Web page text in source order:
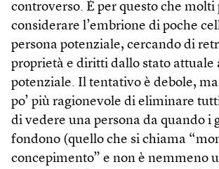
controverso. È per questo che
considerare l’embrione di poche
persona potenziale, cercando di
proprietà e diritti dallo stato attuale
potenziale. Il tentativo è debole,
po’ più ragionevole di eliminare
di vedere una persona da quando i
fondono (quello che si chiama
concepimento” e non è nemmeno